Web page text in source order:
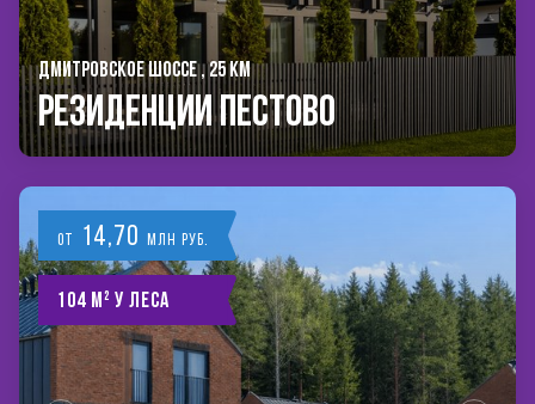
ДМИТРОВСКОЕ ШОССЕ , 25 КМ
РЕЗИДЕНЦИИ ПЕСТОВО
от 14,70 млн руб.
104 м² у леса